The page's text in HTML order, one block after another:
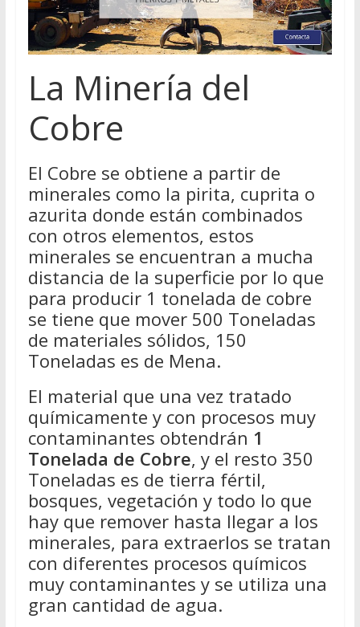
La Minería del
Cobre
El Cobre se obtiene a partir de
minerales como la pirita, cuprita o
azurita donde están combinados
con otros elementos, estos
minerales se encuentran a mucha
distancia de la superficie por lo que
para producir 1 tonelada de cobre
se tiene que mover 500 Toneladas
de materiales sólidos, 150
Toneladas es de Mena.
El material que una vez tratado
químicamente y con procesos muy
contaminantes obtendrán 1
Tonelada de Cobre, y el resto 350
Toneladas es de tierra fértil,
bosques, vegetación y todo lo que
hay que remover hasta llegar a los
minerales, para extraerlos se tratan
con diferentes procesos químicos
muy contaminantes y se utiliza una
gran cantidad de agua.